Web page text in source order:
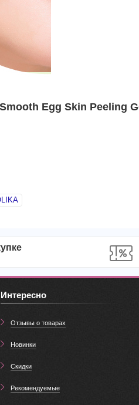
Egg Skin Peeling
Интересно
Отзывы о товарах
Новинки
Скидки
Рекомендуемые